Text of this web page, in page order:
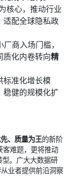
核心，推动行业
适配全球隐私政
商入场门槛，
质化内卷转向精
标准化增长模
稳健的规模化扩
、质量为王的新阶
客难题，更将推动
型。广大大数据研
业者提供前沿洞察